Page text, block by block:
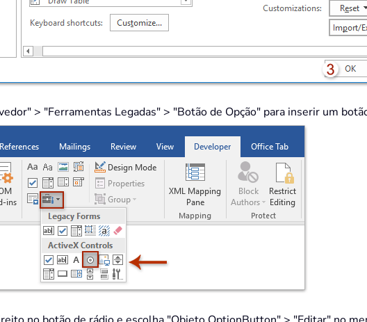
> "Ferramentas Legadas" > "Botão de Opção" para inserir um